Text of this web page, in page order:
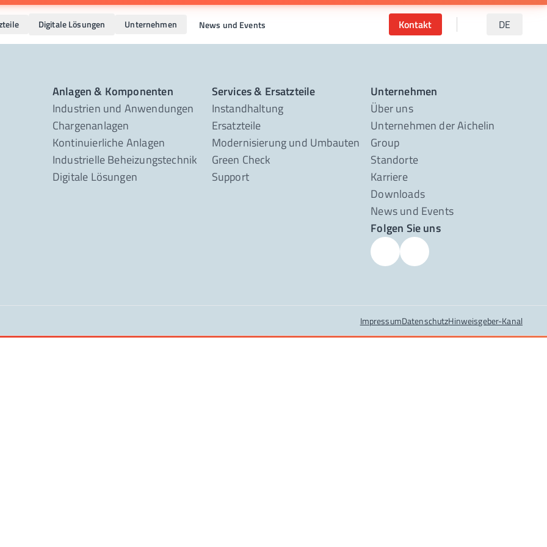
Digitale Lösungen Unternehmen News und Events Kontakt DE
Anlagen & Komponenten
Industrien und Anwendungen
Chargenanlagen
Kontinuierliche Anlagen
Industrielle Beheizungstechnik
Digitale Lösungen
Services & Ersatzteile
Instandhaltung
Ersatzteile
Modernisierung und Umbauten
Green Check
Support
Unternehmen
Über uns
Unternehmen der Aichelin
Group
Standorte
Karriere
Downloads
News und Events
Folgen Sie uns
ImpressumDatenschutzHinweisgeber-Kanal